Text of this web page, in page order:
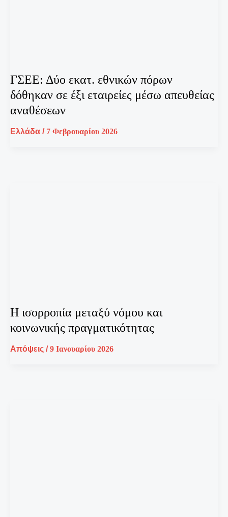
ΓΣΕΕ: Δύο εκατ. εθνικών πόρων
δόθηκαν σε έξι εταιρείες μέσω απευθείας
αναθέσεων
Ελλάδα / 7 Φεβρουαρίου 2026
Η ισορροπία μεταξύ νόμου και
κοινωνικής πραγματικότητας
Απόψεις /9 Ιανουαρίου 2026